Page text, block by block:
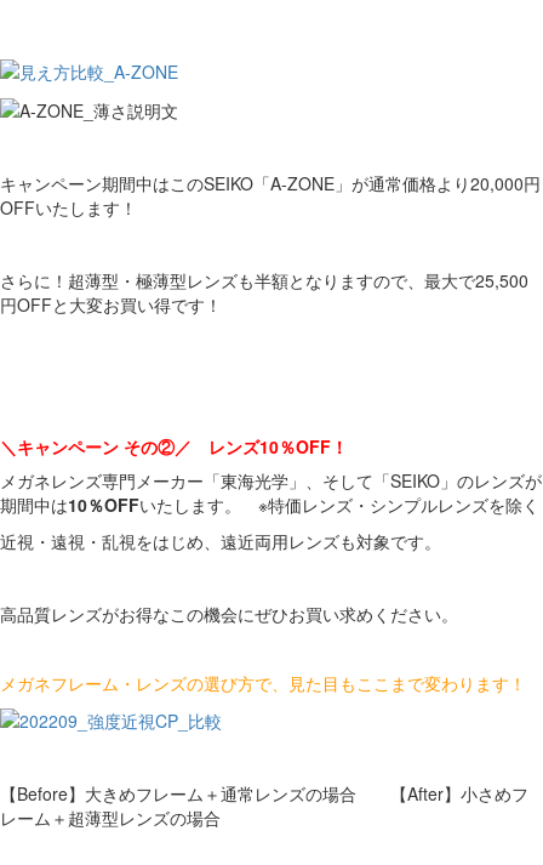
キャンペーン期間中はこのSEIKO「A-ZONE」が通常価格より20,000円
OFFいたします！
さらに！超薄型・極薄型レンズも半額となりますので、最大で25,500
円OFFと大変お買い得です！
＼キャンペーン その②／ レンズ10％OFF！
メガネレンズ専門メーカー「東海光学」、そして「SEIKO」のレンズが
期間中は10％OFFいたします。 ※特価レンズ・シンプルレンズを除く
近視・遠視・乱視をはじめ、遠近両用レンズも対象です。
高品質レンズがお得なこの機会にぜひお買い求めください。
メガネフレーム・レンズの選び方で、見た目もここまで変わります！
【Before】大きめフレーム＋通常レンズの場合 【After】小さめフ
レーム＋超薄型レンズの場合